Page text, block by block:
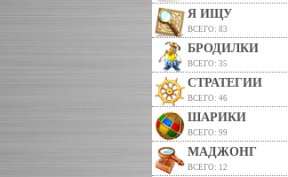
Я ИЩУ
ВСЕГО: 83
БРОДИЛКИ
ВСЕГО: 35
СТРАТЕГИИ
ВСЕГО: 46
ШАРИКИ
ВСЕГО: 99
МАДЖОНГ
ВСЕГО: 12